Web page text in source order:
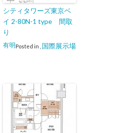
シティタワーズ東京ベ
イ 2-80N-1 type 間取
り
Posted in
有明 国際展示場